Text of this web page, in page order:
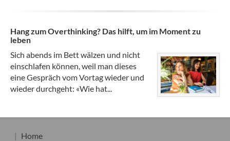
Hang zum Overthinking? Das hilft, um im Moment zu
leben
Sich abends im Bett wälzen und nicht
einschlafen können, weil man dieses
eine Gespräch vom Vortag wieder und
wieder durchgeht: «Wie hat...
Home